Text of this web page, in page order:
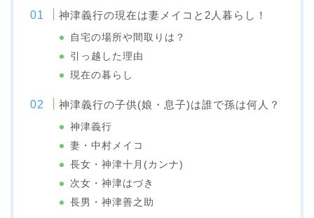
神津義行の現在は妻メイコと2人暮らし！
自宅の場所や間取りは？
引っ越した理由
現在の暮らし
神津義行の子供(娘・息子)は誰で孫は何人？
神津義行
妻・中村メイコ
長女・神津十月(カンナ)
次女・神津はづき
長男・神津善之助